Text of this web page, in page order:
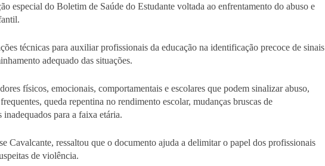
especial do Boletim de Saúde do Estudante voltada ao enfrentamento do abuso e
técnicas para auxiliar profissionais da educação na identificação precoce de sinais
adequado das situações.
físicos, emocionais, comportamentais e escolares que podem sinalizar abuso,
queda repentina no rendimento escolar, mudanças bruscas de
para a faixa etária.
Cavalcante, ressaltou que o documento ajuda a delimitar o papel dos profissionais
de violência.